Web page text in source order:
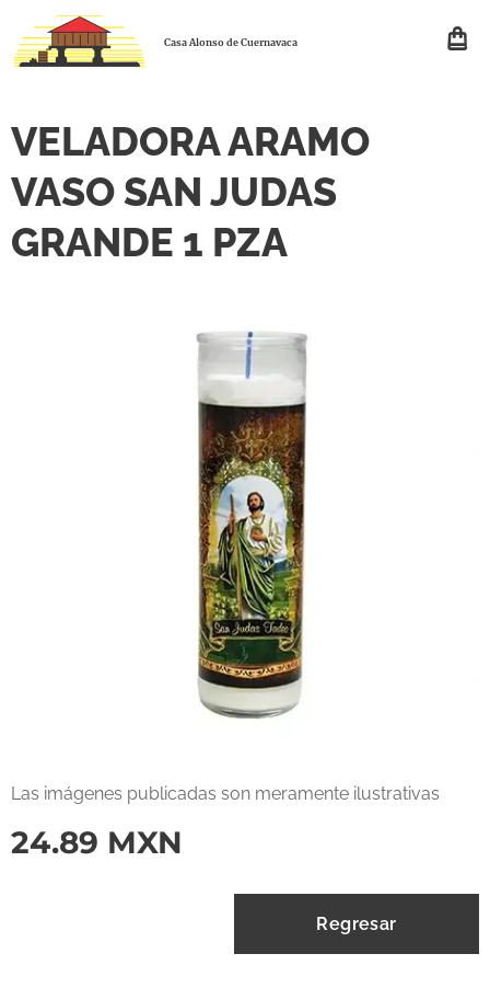
Casa Alonso de Cuernavaca
VELADORA ARAMO
VASO SAN JUDAS
GRANDE 1 PZA
Las imágenes publicadas son meramente ilustrativas
24.89 MXN
Regresar